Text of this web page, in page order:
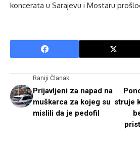
koncerata u Sarajevu i Mostaru
Raniji Članak
Prijavljeni za napad na
muškarca za kojeg su
mislili da je pedofil
struje